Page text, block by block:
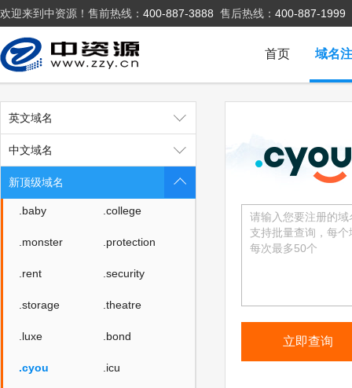
欢迎来到中资源！售前热线： 400-887-3888 售后热线： 400-887-1999
域名
首页
英文域名
中文域名
新顶级域名
.blue .green
.lotto .organic
.pet .pink
.poker
.ski
.voto
.baby .college
.monster .protection
.rent .security
.storage .theatre
.luxe .bond
.cyou .icu